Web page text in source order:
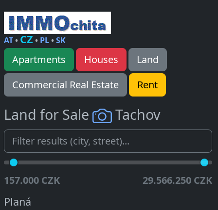
AT• CZ • PL•SK
Apartments Houses
Land
Commercial Real Estate
Rent
Land for Sale Tachov
157.000 CZK 29.566.250 CZK
Planá